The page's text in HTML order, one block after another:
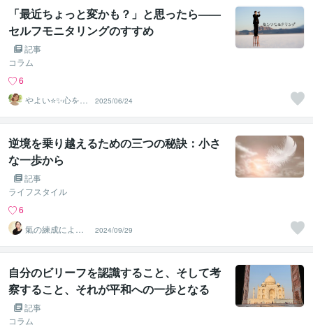
「最近ちょっと変かも？」と思ったら——
セルフモニタリングのすすめ
記事
コラム
6
やよい⭐️✨心を整
える保健室✨⭐️
2025/06/24
逆境を乗り越えるための三つの秘訣：小さ
な一歩から
記事
ライフスタイル
6
氣の練成による
意識変容ガイド
｜氣功師有岐
2024/09/29
自分のビリーフを認識すること、そして考
察すること、それが平和への一歩となる
記事
コラム